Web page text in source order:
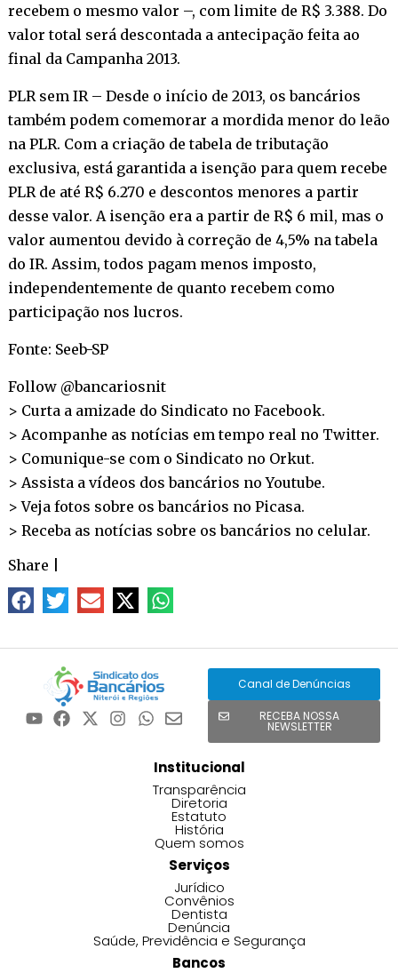
recebem o mesmo valor –, com limite de R$ 3.388. Do
valor total será descontada a antecipação feita ao
final da Campanha 2013.
PLR sem IR – Desde o início de 2013, os bancários
também podem comemorar a mordida menor do leão
na PLR. Com a criação de tabela de tributação
exclusiva, está garantida a isenção para quem recebe
PLR de até R$ 6.270 e descontos menores a partir
desse valor. A isenção era a partir de R$ 6 mil, mas o
valor aumentou devido à correção de 4,5% na tabela
do IR. Assim, todos pagam menos imposto,
independentemente de quanto recebem como
participação nos lucros.
Fonte: Seeb-SP
Follow @bancariosnit
> Curta a amizade do Sindicato no Facebook.
> Acompanhe as notícias em tempo real no Twitter.
> Comunique-se com o Sindicato no Orkut.
> Assista a vídeos dos bancários noYoutube.
> Veja fotos sobre os bancários no Picasa.
> Receba as notícias sobre os bancários no celular.
Share
Canal de Denúncias
RECEBA NOSSA
NEWSLETTER
Institucional
Transparência
Diretoria
Estatuto
História
Quem somos
Serviços
Jurídico
Convênios
Dentista
Denúncia
Saúde, Previdência e Segurança
Bancos